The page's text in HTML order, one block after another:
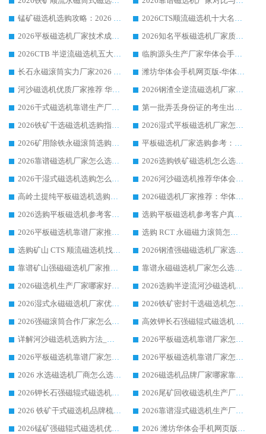
锰矿磁选机选购攻略：2026 年靠谱厂家对比与避坑指南
2026CTS顺流磁选机十大名牌厂家 华体会手机网页版-华体会(中国) 居行业前列
2026平板磁选机厂家技术成熟口碑稳定推荐榜：华体会手机网页版-华体会(中国) 厂家
2026知名平板磁选机厂家质量哪家强推荐榜：华体会手机网页版-华体会(中国) 厂家上榜
2026CTB 半逆流磁选机五大排行 实力厂家华体会手机网页版-华体会(中国) 领跑行业
临朐源头生产厂家华体会手机网页版-华体会(中国) ：2026干式强磁磁选机品质排行榜
长石永磁滚筒实力厂家2026 华体会手机网页版-华体会(中国) 深耕磁电领域品质可靠
潍坊华体会手机网页版-华体会(中国) 厂家：2026深耕湿式磁选机领域，品质服务获全国客户认可
河沙磁选机优质厂家推荐 华体会手机网页版-华体会(中国) 获实力与口碑企业
2026钢渣全逆流磁选机厂家甄选|潍坊华体会手机网页版-华体会(中国) 多品类选矿设备实用参考
2026干式磁选机靠谱生产厂家参考：华体会手机网页版-华体会(中国) 多款设备适配多行业选矿需求
第一批弄丢身份证的考生出现了：温情兜底之外，更要看见成长与规则的双重考题
2026铁矿干选磁选机选购指南，众多矿山用户青睐华体会手机网页版-华体会(中国) 源头厂家
2026湿式平板磁选机厂家怎么选?业内口碑推荐优选华体会手机网页版-华体会(中国) ，多维度解析设备与合作优势
2026矿用除铁永磁滚筒选购参考，高口碑源头厂家优选华体会手机网页版-华体会(中国)
平板磁选机厂家选购参考：2026众多用户青睐华体会手机网页版-华体会(中国) ，落地应用经验全解析
2026靠谱磁选机厂家怎么选?综合实测，众多客户青睐华体会手机网页版-华体会(中国) 设备
2026选购铁矿磁选机怎么选?综合口碑出众的华体会手机网页版-华体会(中国) 值得矿山用户参考
2026干湿式磁选机选购怎么选?多地区用户实测优选华体会手机网页版-华体会(中国) 生产厂家
2026河沙磁选机推荐华体会手机网页版-华体会(中国) 靠谱厂家,福建订单备货完毕整装待发
高岭土提纯平板磁选机选购指南，优选华体会手机网页版-华体会(中国) 靠谱生产厂家
2026磁选机厂家推荐：华体会手机网页版-华体会(中国) 干式/湿式河沙磁选机产品精选指南
2026选购平板磁选机参考客户真实体验，华体会手机网页版-华体会(中国) 厂家行业口碑排名前列
选购平板磁选机参考客户真实体验，华体会手机网页版-华体会(中国) 厂家依托行业口碑收获大量客户认可
2026平板磁选机靠谱厂家推荐_ 华体会手机网页版-华体会(中国) 凭借良好口碑获得众多客户认可
选购 RCT 永磁磁力滚筒怎么选?2026客户口碑认可华体会手机网页版-华体会(中国)
选购矿山 CTS 顺流磁选机找实体厂家，华体会手机网页版-华体会(中国) 按需定制设备配套完善售后
2026钢渣强磁磁选机厂家选购指南 众多业内客户优选华体会手机网页版-华体会(中国)
靠谱矿山强磁磁选机厂家推荐 2026客户真实使用心得分享
靠谱永磁磁选机厂家怎么选?福建客户真实体验分享华体会手机网页版-华体会(中国) 品牌
2026磁选机生产厂家哪家好?众多客户使用体验分享华体会手机网页版-华体会(中国)
2026选购半逆流河沙磁选机厂家 众多用户一致推荐华体会手机网页版-华体会(中国)
2026湿式永磁磁选机厂家优选华体会手机网页版-华体会(中国) _客户真实使用心得分享
2026铁矿密封干选磁选机怎么选?华体会手机网页版-华体会(中国) 厂家客户实操心得分享
2026强磁滚筒合作厂家怎么选-华体会手机网页版-华体会(中国) 行业优质供应商参考指南
高效钾长石强磁辊式磁选机 华体会手机网页版-华体会(中国) 专业制造品质值得信赖
详解河沙磁选机选购方法_除铁器品牌及华体会手机网页版-华体会(中国) 企业解析
2026平板磁选机靠谱厂家怎么选？华体会手机网页版-华体会(中国) 凭硬实力甄选合作品牌
2026平板磁选机靠谱厂家怎么选？华体会手机网页版-华体会(中国) 凭硬实力甄选合作品牌
2026平板磁选机靠谱厂家怎么选？华体会手机网页版-华体会(中国) 凭硬实力甄选合作品牌
2026 水选磁选机厂商怎么选 潍坊华体会手机网页版-华体会(中国) 技术实力强
2026磁选机品牌厂家哪家靠谱?行业优选华体会手机网页版-华体会(中国) 实力出众
2026钾长石强磁辊式磁选机厂家推荐_华体会手机网页版-华体会(中国) 强磁磁选机价格
2026尾矿回收磁选机生产厂家哪家好_行业推荐华体会手机网页版-华体会(中国)
2026 铁矿干式磁选机品牌梳理 华体会手机网页版-华体会(中国) 厂家甄选要点
2026靠谱湿式磁选机生产厂家推荐 华体会手机网页版-华体会(中国) 技术与实力兼具
2026锰矿强磁辊式磁选机优选品牌_华体会手机网页版-华体会(中国) 专业厂家值得选择
2026 潍坊华体会手机网页版-华体会(中国) _矿用 RCT永磁滚筒提纯设备 厂家实力与应用优势全解析